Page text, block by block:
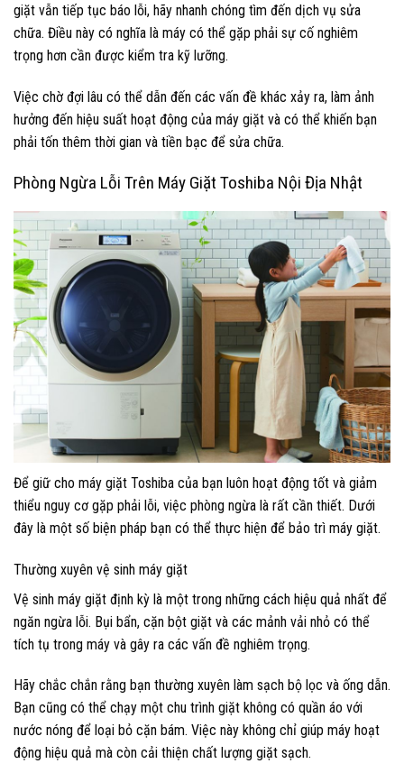
giặt vẫn tiếp tục báo lỗi, hãy nhanh chóng tìm đến dịch vụ sửa
chữa. Điều này có nghĩa là máy có thể gặp phải sự cố nghiêm
trọng hơn cần được kiểm tra kỹ lưỡng.
Việc chờ đợi lâu có thể dẫn đến các vấn đề khác xảy ra, làm ảnh
hưởng đến hiệu suất hoạt động của máy giặt và có thể khiến bạn
phải tốn thêm thời gian và tiền bạc để sửa chữa.
Phòng Ngừa Lỗi Trên Máy Giặt Toshiba Nội Địa Nhật
Để giữ cho máy giặt Toshiba của bạn luôn hoạt động tốt và giảm
thiểu nguy cơ gặp phải lỗi, việc phòng ngừa là rất cần thiết. Dưới
đây là một số biện pháp bạn có thể thực hiện để bảo trì máy giặt.
Thường xuyên vệ sinh máy giặt
Vệ sinh máy giặt định kỳ là một trong những cách hiệu quả nhất để
ngăn ngừa lỗi. Bụi bẩn, cặn bột giặt và các mảnh vải nhỏ có thể
tích tụ trong máy và gây ra các vấn đề nghiêm trọng.
Hãy chắc chắn rằng bạn thường xuyên làm sạch bộ lọc và ống dẫn.
Bạn cũng có thể chạy một chu trình giặt không có quần áo với
nước nóng để loại bỏ cặn bám. Việc này không chỉ giúp máy hoạt
động hiệu quả mà còn cải thiện chất lượng giặt sạch.